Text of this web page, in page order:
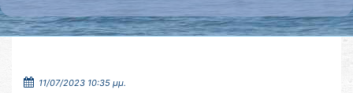
11/07/2023 10:35 μμ.